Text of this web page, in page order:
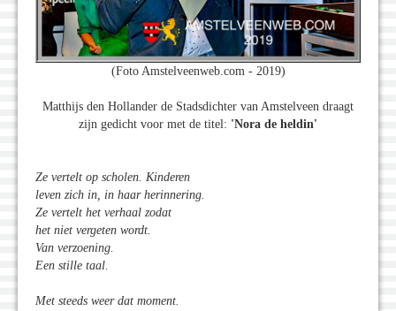
(Foto Amstelveenweb.com - 2019)
Matthijs den Hollander de Stadsdichter van Amstelveen draagt
zijn gedicht voor met de titel: 'Nora de heldin'
Ze vertelt op scholen. Kinderen
leven zich in, in haar herinnering.
Ze vertelt het verhaal zodat
het niet vergeten wordt.
Van verzoening.
Een stille taal.
Met steeds weer dat moment.